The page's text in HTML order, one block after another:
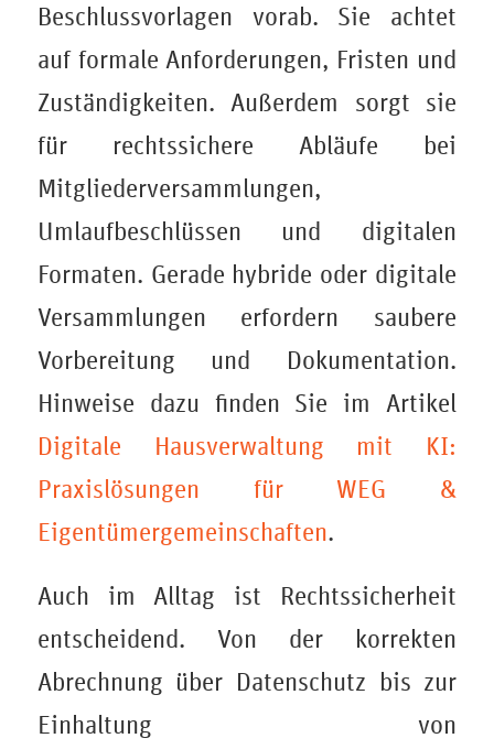
Beschlussvorlagen vorab. Sie achtet
auf formale Anforderungen, Fristen und
Zuständigkeiten. Außerdem sorgt sie
für rechtssichere Abläufe bei
Mitgliederversammlungen,
Umlaufbeschlüssen und digitalen
Formaten. Gerade hybride oder digitale
Versammlungen erfordern saubere
Vorbereitung und Dokumentation.
Hinweise dazu finden Sie im Artikel
Digitale Hausverwaltung mit KI:
Praxislösungen für WEG &
Eigentümergemeinschaften.
Auch im Alltag ist Rechtssicherheit
entscheidend. Von der korrekten
Abrechnung über Datenschutz bis zur
Einhaltung von